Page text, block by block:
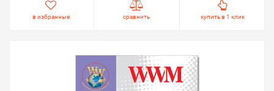
в избранные сравнить купить в 1 клик